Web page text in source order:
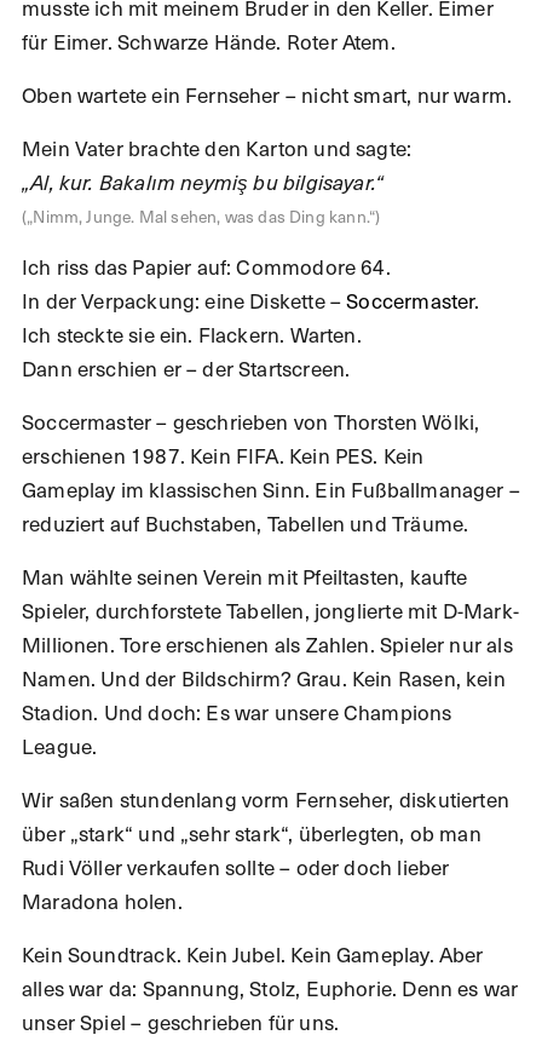
musste ich mit meinem Bruder in den Keller. Eimer
für Eimer. Schwarze Hände. Roter Atem.
Oben wartete ein Fernseher – nicht smart, nur warm.
Mein Vater brachte den Karton und sagte:
„Al, kur. Bakalım neymiş bu bilgisayar.“
(„Nimm, Junge. Mal sehen, was das Ding kann.“)
Ich riss das Papier auf: Commodore 64.
In der Verpackung: eine Diskette –Soccermaster.
Ich steckte sie ein. Flackern. Warten.
Dann erschien er – der Startscreen.
Soccermaster – geschrieben von Thorsten Wölki,
erschienen 1987. Kein FIFA. Kein PES. Kein
Gameplay im klassischen Sinn. Ein Fußballmanager –
reduziert auf Buchstaben, Tabellen und Träume.
Man wählte seinen Verein mit Pfeiltasten, kaufte
Spieler, durchforstete Tabellen, jonglierte mit D-Mark-
Millionen. Tore erschienen als Zahlen. Spieler nur als
Namen. Und der Bildschirm? Grau. Kein Rasen, kein
Stadion. Und doch: Es war unsere Champions
League.
Wir saßen stundenlang vorm Fernseher, diskutierten
über „stark“ und „sehr stark“, überlegten, ob man
Rudi Völler verkaufen sollte – oder doch lieber
Maradona holen.
Kein Soundtrack. Kein Jubel. Kein Gameplay. Aber
alles war da: Spannung, Stolz, Euphorie. Denn es war
unser Spiel – geschrieben für uns.